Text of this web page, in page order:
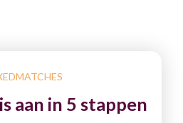
aan in 5 stappen